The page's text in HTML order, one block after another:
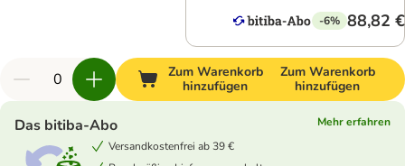
-6% 88,82 €
Zum Warenkorb
hinzufügen
Zum Warenkorb
hinzufügen
Das bitiba-Abo
Mehr erfahren
Versandkostenfrei ab 39 €